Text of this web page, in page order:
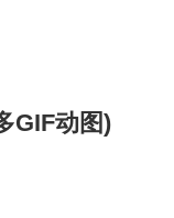
GIF动图)